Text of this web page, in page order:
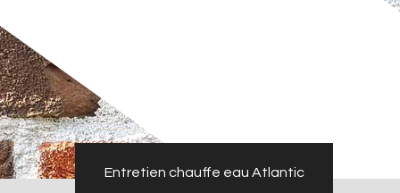
Entretien chauffe eau Atlantic